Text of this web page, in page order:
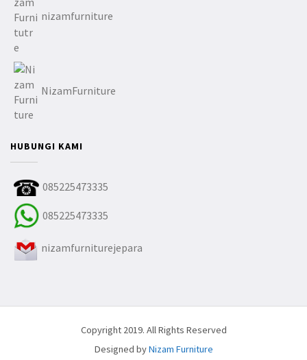
nizamfurniture
NizamFurniture
HUBUNGI KAMI
085225473335
085225473335
nizamfurniturejepara
Copyright 2019. All Rights Reserved
Designed byNizam Furniture